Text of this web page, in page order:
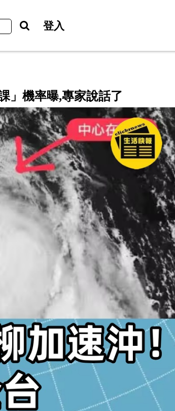
登入
」機率曝,專家說話了